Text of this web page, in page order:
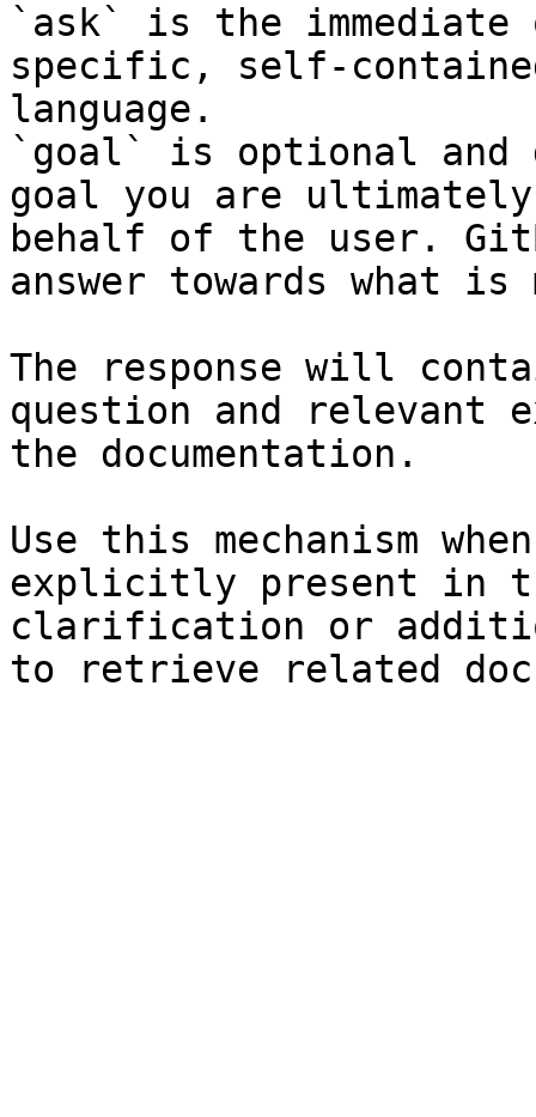
`ask` is the
specific, self-
language.
`goal` is optional and
goal you are
behalf of the user.
answer towards what
The response will
question and relevant
the documentation.
Use this mechanism
explicitly present in
clarification or